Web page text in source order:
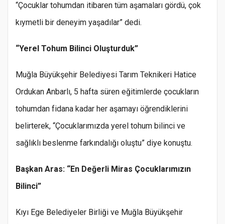
“Çocuklar tohumdan itibaren tüm aşamaları gördü, çok
kıymetli bir deneyim yaşadılar” dedi.
“Yerel Tohum Bilinci Oluşturduk”
Muğla Büyükşehir Belediyesi Tarım Teknikeri Hatice
Ordukan Anbarlı, 5 hafta süren eğitimlerde çocukların
tohumdan fidana kadar her aşamayı öğrendiklerini
belirterek, “Çocuklarımızda yerel tohum bilinci ve
sağlıklı beslenme farkındalığı oluştu” diye konuştu.
Başkan Aras: “En Değerli Miras Çocuklarımızın
Bilinci”
Kıyı Ege Belediyeler Birliği ve Muğla Büyükşehir